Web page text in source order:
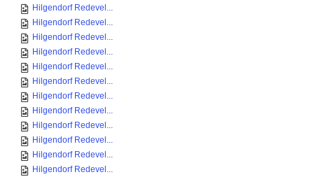
Hilgendorf Redevel...
Hilgendorf Redevel...
Hilgendorf Redevel...
Hilgendorf Redevel...
Hilgendorf Redevel...
Hilgendorf Redevel...
Hilgendorf Redevel...
Hilgendorf Redevel...
Hilgendorf Redevel...
Hilgendorf Redevel...
Hilgendorf Redevel...
Hilgendorf Redevel...